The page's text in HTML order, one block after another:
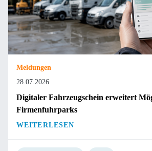
Meldungen
28.07.2026
Digitaler Fahrzeugschein erweitert
Firmenfuhrparks
WEITERLESEN